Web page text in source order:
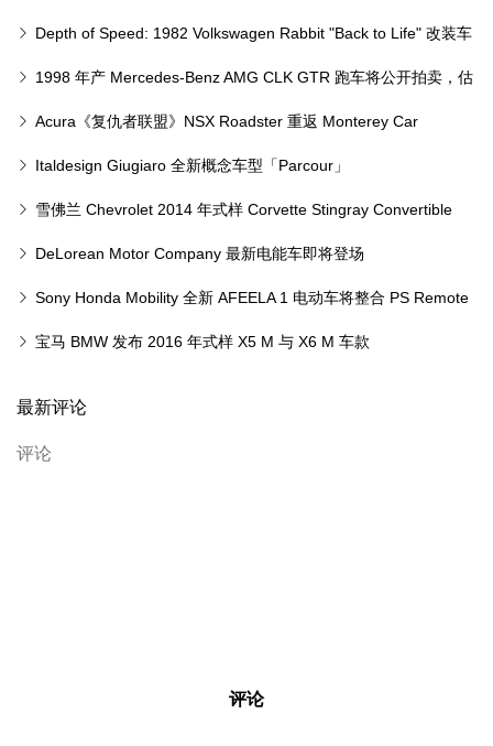
Depth of Speed: 1982 Volkswagen Rabbit "Back to Life" 改装车
1998 年产 Mercedes-Benz AMG CLK GTR 跑车将公开拍卖，估
价最高逾 3500 万人民币！
Acura《复仇者联盟》NSX Roadster 重返 Monterey Car
Week 2026 年慈善拍卖前率先曝光
Italdesign Giugiaro 全新概念车型「Parcour」
雪佛兰 Chevrolet 2014 年式样 Corvette Stingray Convertible
Premiere Edition 限量版本
DeLorean Motor Company 最新电能车即将登场
Sony Honda Mobility 全新 AFEELA 1 电动车将整合 PS Remote
Play 游戏串流
宝马 BMW 发布 2016 年式样 X5 M 与 X6 M 车款
最新评论
评论